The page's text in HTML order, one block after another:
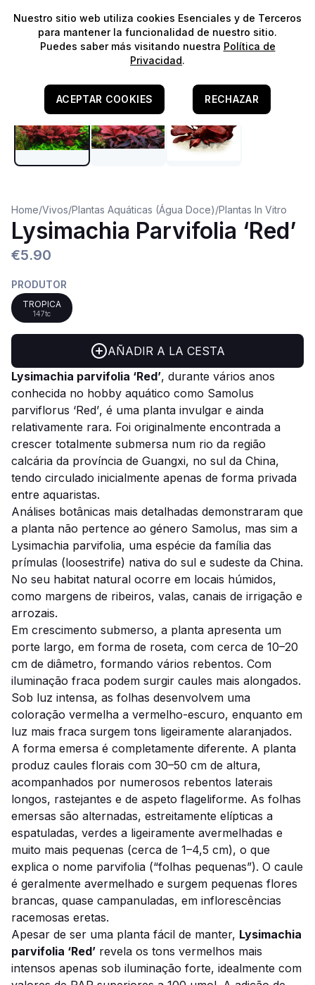
⭐️¡Envíos gratis para pedidos superiores a 60€!*⭐️
Home/Vivos/Plantas Aquáticas (Água Doce)/Plantas In Vitro
Lysimachia Parvifolia ‘Red’
€5.90
PRODUTOR
TROPICA
147tc
AÑADIR A LA CESTA
Lysimachia parvifolia ‘Red’, durante vários anos
conhecida no hobby aquático como Samolus
parviflorus ‘Red’, é uma planta invulgar e ainda
relativamente rara. Foi originalmente encontrada a
crescer totalmente submersa num rio da região
calcária da província de Guangxi, no sul da China,
tendo circulado inicialmente apenas de forma privada
entre aquaristas.
Análises botânicas mais detalhadas demonstraram que
a planta não pertence ao género Samolus, mas sim a
Lysimachia parvifolia, uma espécie da família das
prímulas (loosestrife) nativa do sul e sudeste da China.
No seu habitat natural ocorre em locais húmidos,
como margens de ribeiros, valas, canais de irrigação e
arrozais.
Em crescimento submerso, a planta apresenta um
porte largo, em forma de roseta, com cerca de 10–20
cm de diâmetro, formando vários rebentos. Com
iluminação fraca podem surgir caules mais alongados.
Sob luz intensa, as folhas desenvolvem uma
coloração vermelha a vermelho-escuro, enquanto em
luz mais fraca surgem tons ligeiramente alaranjados.
A forma emersa é completamente diferente. A planta
produz caules florais com 30–50 cm de altura,
acompanhados por numerosos rebentos laterais
longos, rastejantes e de aspeto flageliforme. As folhas
emersas são alternadas, estreitamente elípticas a
espatuladas, verdes a ligeiramente avermelhadas e
muito mais pequenas (cerca de 1–4,5 cm), o que
explica o nome parvifolia (“folhas pequenas”). O caule
é geralmente avermelhado e surgem pequenas flores
brancas, quase campanuladas, em inflorescências
racemosas eretas.
Apesar de ser uma planta fácil de manter, Lysimachia
parvifolia ‘Red’ revela os tons vermelhos mais
intensos apenas sob iluminação forte, idealmente com
Nuestro sitio web utiliza cookies Esenciales y de Terceros
para mantener la funcionalidad de nuestro sitio.
Puedes saber más visitando nuestra Política de
Privacidad.
ACEPTAR COOKIES RECHAZAR